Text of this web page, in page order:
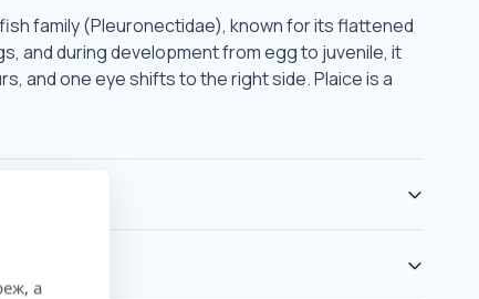
а
family (Pleuronectidae), known for its flattened
and during development from egg to juvenile, it
and one eye shifts to the right side. Plaice is a